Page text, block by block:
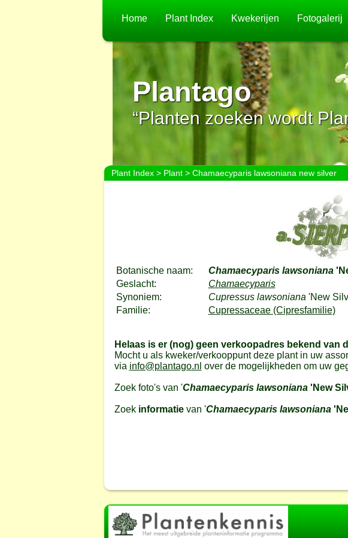
Home Plant Index Kwekerijen Fotogalerij
Plantago
“Planten zoeken wordt
Plant Index> Plant> Chamaecyparis lawsoniana new silver
Botanische naam: Chamaecyparis lawsoniana
Geslacht:
Chamaecyparis
Synoniem:
Cupressus lawsoniana 'New
Familie:
Cupressaceae (Cipresfamilie)
Helaas is er (nog) geen verkoopadres bekend van
Mocht u als kweker/verkooppunt deze plant in uw
via info@plantago.nl over de mogelijkheden om uw
Zoek foto's van 'Chamaecyparis lawsoniana'New
Zoek informatievan 'Chamaecyparis lawsoniana